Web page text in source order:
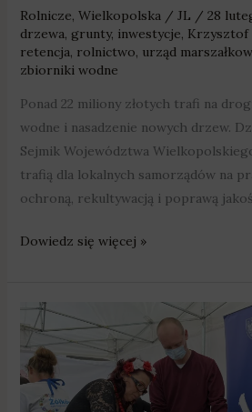
Rolnicze, Wielkopolska/ JL / 28
drzewa, grunty, inwestycje, Krzysztof
retencja, rolnictwo, urząd
zbiorniki wodne
Ponad 22 miliony złotych trafi na
wodne i nasadzenie nowych drzew.
Sejmik Województwa
trafią dla lokalnych samorządów na
ochroną, rekultywacją i poprawą
Dowiedz się więcej »
Gospodynie
będą
mogły
„pochrzanić”